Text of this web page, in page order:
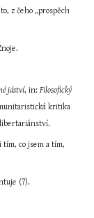
z čeho „prospěch
jáství, in: Filosofický
kritika
co jsem a tím,
(?).